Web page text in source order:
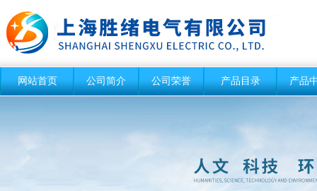
网站首页 公司简介 公司荣誉 产品目录 产品